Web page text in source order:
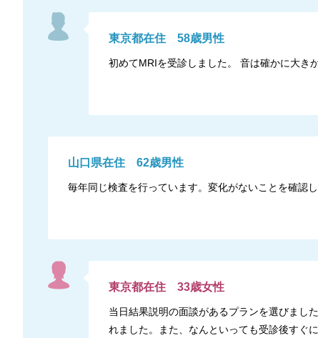
東京都在住 58歳男性
初めてMRIを受診しました。 音は確かに大き
山口県在住 62歳男性
毎年同じ検査を行っています。変化がないことを確認し
東京都在住 33歳女性
当日結果説明の面談があるプランを選びまし
れました。また、なんといっても受診後すぐ